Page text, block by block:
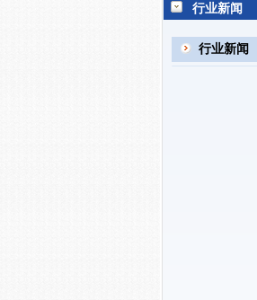
行业新闻
行业新闻